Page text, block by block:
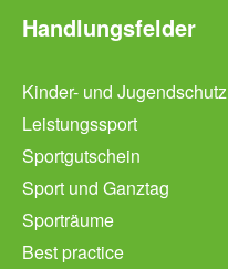
Handlungsfelder
Kinder- und Jugendschutz
Leistungssport
Sportgutschein
Sport und Ganztag
Sporträume
Best practice